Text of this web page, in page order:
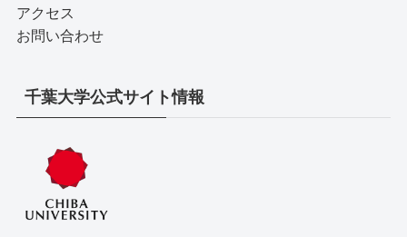
アクセス
お問い合わせ
千葉大学公式サイト情報